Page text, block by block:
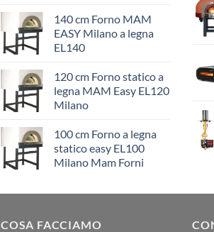
140 cm Forno MAM
EASY Milano a legna
EL140
120 cm Forno statico a
legna MAM Easy EL120
Milano
100 cm Forno a legna
statico easy EL100
Milano Mam Forni
COSA FACCIAMO